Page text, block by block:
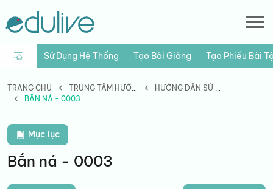
Sử Dụng Hệ Thống Tạo Bài Giảng Tạo Phiếu Bài
TRANG CHỦ TRUNG TÂM HƯỚNG DẪN
HƯỚNG DẪN SỬ DỤNG MẪU
BẮN NÁ - 0003
Mục lục
Bắn ná - 0003